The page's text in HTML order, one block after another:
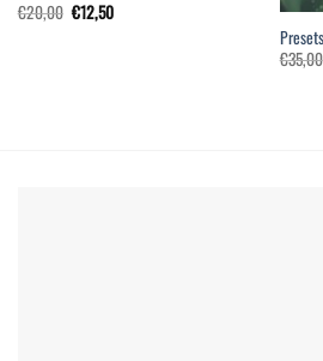
€20,00 €12,50
€35,00